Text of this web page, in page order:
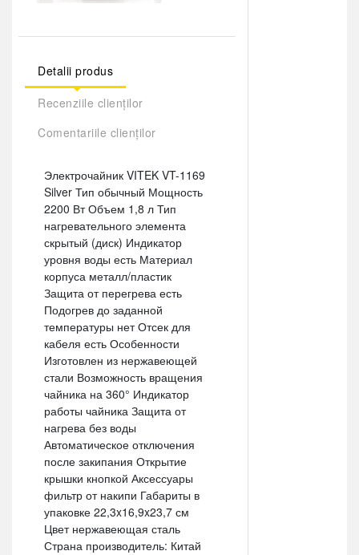
Detalii produs
Recenziile clienților
Comentariile clienților
Электрочайник VITEK VT-1169
Silver Тип обычный Мощность
2200 Вт Объем 1,8 л Тип
нагревательного элемента
скрытый (диск) Индикатор
уровня воды есть Материал
корпуса металл/пластик
Защита от перегрева есть
Подогрев до заданной
температуры нет Отсек для
кабеля есть Особенности
Изготовлен из нержавеющей
стали Возможность вращения
чайника на 360° Индикатор
работы чайника Защита от
нагрева без воды
Автоматическое отключения
после закипания Открытие
крышки кнопкой Аксессуары
фильтр от накипи Габариты в
упаковке 22,3x16,9x23,7 см
Цвет нержавеющая сталь
Страна производитель: Китай